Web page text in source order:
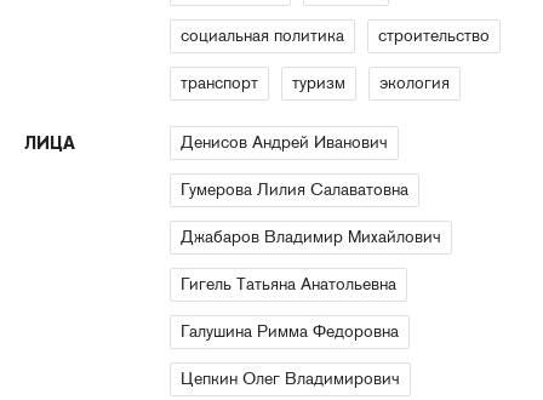
социальная политика строительство
транспорт туризм экология
ЛИЦА Денисов Андрей Иванович
Гумерова Лилия Салаватовна
Джабаров Владимир Михайлович
Гигель Татьяна Анатольевна
Галушина Римма Федоровна
Цепкин Олег Владимирович